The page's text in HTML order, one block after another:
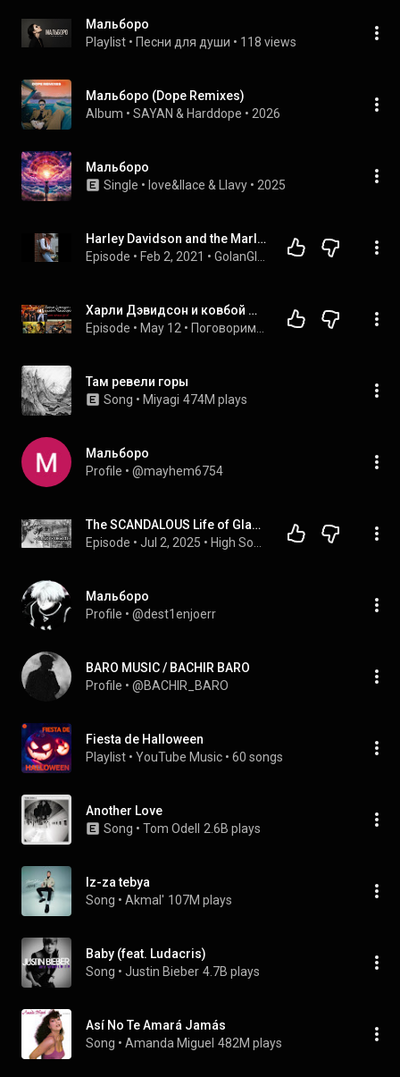
Мальборо
Playlist • Песни для души • 118 views
Мальборо (Dope Remixes)
Album • SAYAN & Harddope • 2026
Мальборо
Single • love&llace & Llavy • 2025
Harley Davidson and the Marlboro Man | GGT
Episode • Feb 2, 2021 •
Харли Дэвидсон и ковбой Мальборо (1991) - Самый популярный фильм начала 1990-х!..
Episode • May 12 •
Там ревели горы
Song • Miyagi 474M plays
Мальборо
Profile • @mayhem6754
The SCANDALOUS Life of Gladys Deacon | The Disfigured Duchess #history #documentary #gildedage
Episode • Jul 2, 2025 •
Мальборо
Profile • @dest1enjoerr
BARO MUSIC / BACHIR BARO
Profile • @BACHIR_BARO
Fiesta de Halloween
Playlist • YouTube Music • 60 songs
Another Love
Song • Tom Odell 2.6B plays
Iz-za tebya
Song • Akmal' 107M plays
Baby (feat. Ludacris)
Song • Justin Bieber 4.7B plays
Así No Te Amará Jamás
Song • Amanda Miguel 482M plays